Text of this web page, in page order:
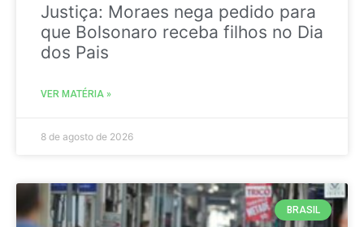
Justiça: Moraes nega pedido para
que Bolsonaro receba filhos no Dia
dos Pais
VER MATÉRIA »
8 de agosto de 2026
BRASIL